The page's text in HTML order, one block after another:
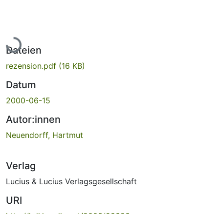
Lade...
Dateien
rezension.pdf (16 KB)
Datum
2000-06-15
Autor:innen
Neuendorff, Hartmut
Verlag
Lucius & Lucius Verlagsgesellschaft
URI